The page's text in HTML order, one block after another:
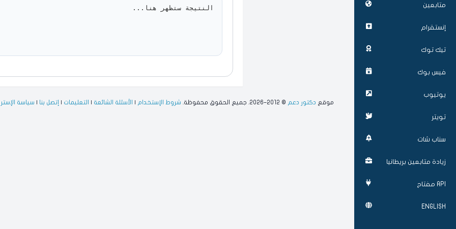
متابعين
إنستقرام
تيك توك
فيس بوك
يوتيوب
تويتر
سناب شات
زيادة متابعين بريطانيا
API مفتاح
ENGLISH
النتيجة ستظهر هنا...
موقع دكتور دعم © 2012–2026. جميع الحقوق محفوظة. شروط الإستخدام | الأسئلة الشائعة | التعليمات | إتصل بنا | سياسة